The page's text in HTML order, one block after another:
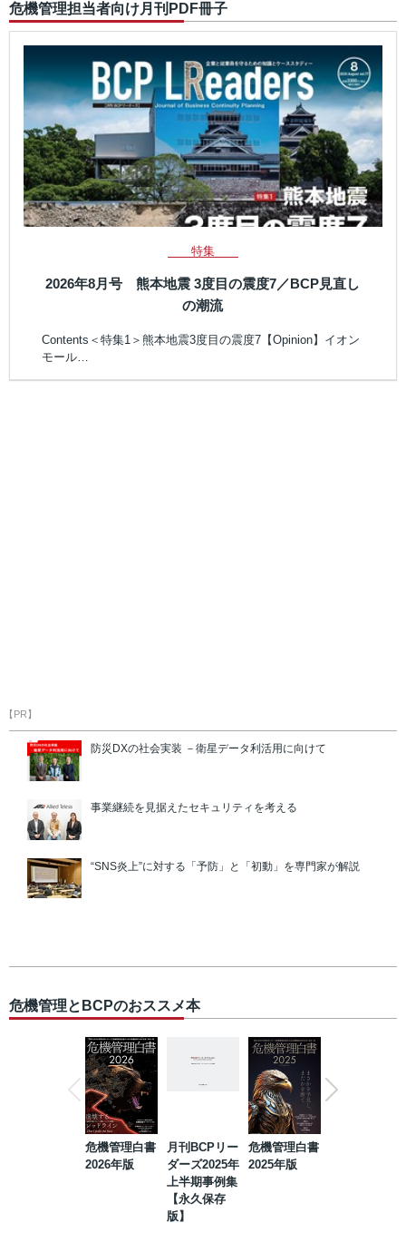
危機管理担当者向け月刊PDF冊子
特集
2026年8月号 熊本地震 3度目の震度7／BCP見直し
の潮流
Contents＜特集1＞熊本地震3度目の震度7【Opinion】イオン
モール…
【PR】
防災DXの社会実装 －衛星データ利活用に向けて
事業継続を見据えたセキュリティを考える
“SNS炎上”に対する「予防」と「初動」を専門家が解説
危機管理とBCPのおススメ本
危機管理白書
2026年版
月刊BCPリー
ダーズ2025年
上半期事例集
【永久保存
版】
危機管理白書
2025年版